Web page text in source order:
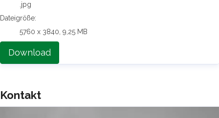
.jpg
Dateigröße:
5760 x 3840, 9,25 MB
Download
Kontakt